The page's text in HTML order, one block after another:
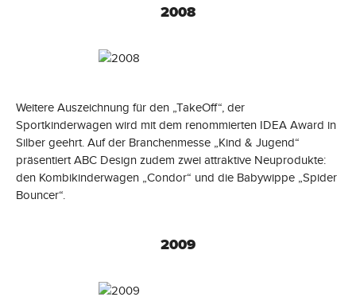
2008
Weitere Auszeichnung für den „TakeOff“, der
Sportkinderwagen wird mit dem renommierten IDEA Award in
Silber geehrt. Auf der Branchenmesse „Kind & Jugend“
präsentiert ABC Design zudem zwei attraktive Neuprodukte:
den Kombikinderwagen „Condor“ und die Babywippe „Spider
Bouncer“.
2009